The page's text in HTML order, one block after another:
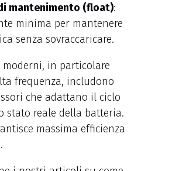
mantenimento (float):
minima per mantenere
senza sovraccaricare.
in particolare
frequenza, includono
che adattano il ciclo
stato reale della batteria.
massima efficienza